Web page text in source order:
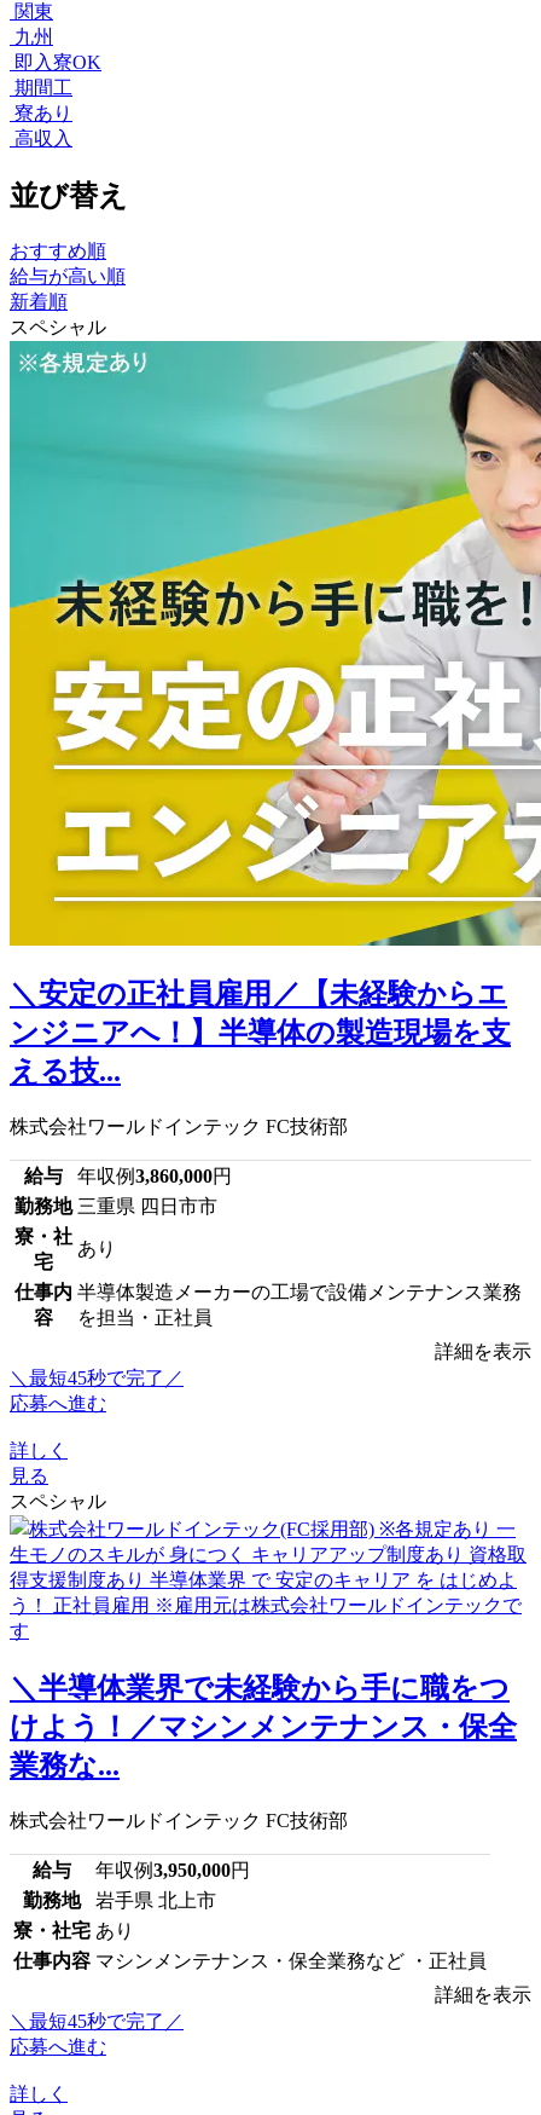
関東
九州
即入寮OK
期間工
寮あり
高収入
並び替え
おすすめ順
給与が高い順
新着順
スペシャル
＼安定の正社員雇用／【未経験からエ
ンジニアへ！】半導体の製造現場を支
える技...
株式会社ワールドインテック FC技術部
給与 年収例3,860,000円
勤務地 三重県 四日市市
寮・社
宅
あり
仕事内
容
半導体製造メーカーの工場で設備メンテナンス業務
を担当・正社員
詳細を表示
＼最短45秒で完了／
応募へ進む
詳しく
見る
スペシャル
＼半導体業界で未経験から手に職をつ
けよう！／マシンメンテナンス・保全
業務な...
株式会社ワールドインテック FC技術部
給与 年収例3,950,000円
勤務地
岩手県 北上市
寮・社宅 あり
仕事内容 マシンメンテナンス・保全業務など ・正社員
詳細を表示
＼最短45秒で完了／
応募へ進む
詳しく